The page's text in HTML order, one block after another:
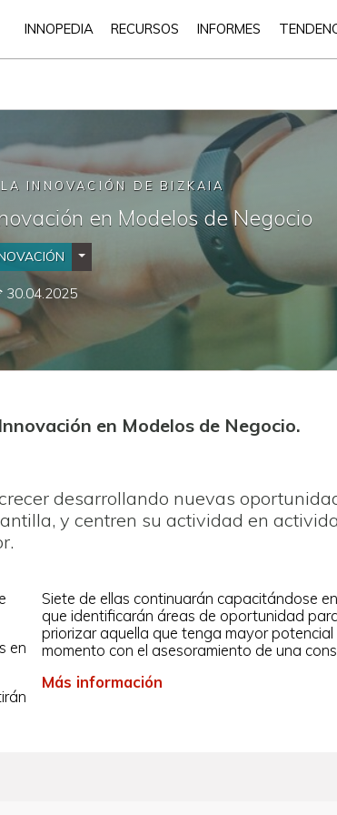
INNOPEDIA RECURSOS INFORMES
INNOVACIÓN DE BIZKAIA
en Modelos de Negocio
Desplegar Categorías
30.04.2025
en Modelos de Negocio.
desarrollando nuevas
y centren su actividad en
en
Siete de ellas continuarán capacitándose
que identificarán áreas de oportunidad
priorizar aquella que tenga mayor
momento con el asesoramiento de una
Más información